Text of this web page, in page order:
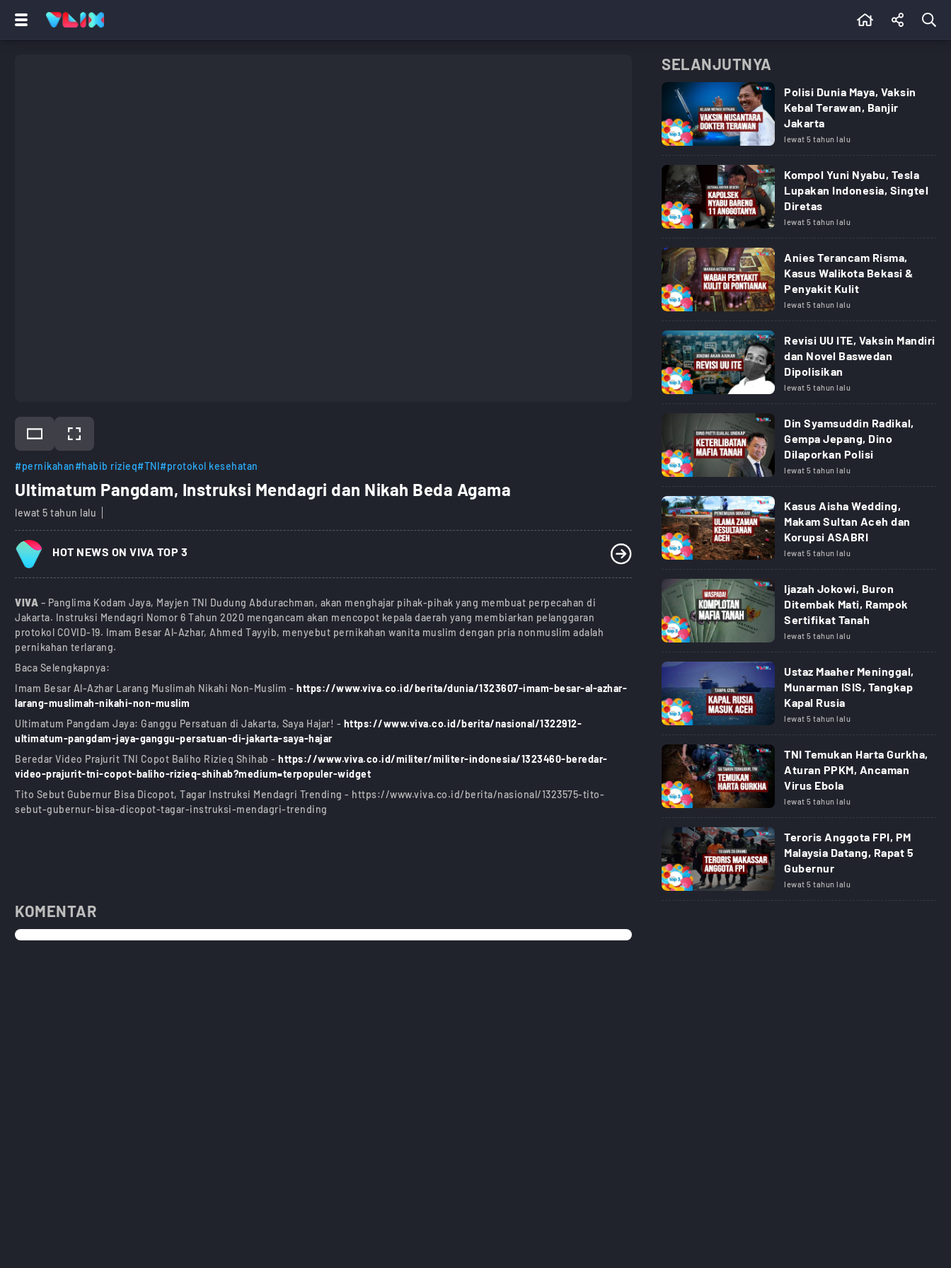
#pernikahan#habib rizieq#TNI#protokol kesehatan
Ultimatum Pangdam, Instruksi Mendagri dan Nikah Beda Agama
lewat 5 tahun lalu
HOT NEWS ON VIVA TOP 3
VIVA – Panglima Kodam Jaya, Mayjen TNI Dudung Abdurachman, akan menghajar pihak-pihak yang membuat perpecahan di
Jakarta. Instruksi Mendagri Nomor 6 Tahun 2020 mengancam akan mencopot kepala daerah yang membiarkan pelanggaran
protokol COVID-19. Imam Besar Al-Azhar, Ahmed Tayyib, menyebut pernikahan wanita muslim dengan pria nonmuslim adalah
pernikahan terlarang.
Baca Selengkapnya:
Imam Besar Al-Azhar Larang Muslimah Nikahi Non-Muslim - https://www.viva.co.id/berita/dunia/1323607-imam-besar-al-azhar-
larang-muslimah-nikahi-non-muslim
Ultimatum Pangdam Jaya: Ganggu Persatuan di Jakarta, Saya Hajar! - https://www.viva.co.id/berita/nasional/1322912-
ultimatum-pangdam-jaya-ganggu-persatuan-di-jakarta-saya-hajar
Beredar Video Prajurit TNI Copot Baliho Rizieq Shihab - https://www.viva.co.id/militer/militer-indonesia/1323460-beredar-
video-prajurit-tni-copot-baliho-rizieq-shihab?medium=terpopuler-widget
Tito Sebut Gubernur Bisa Dicopot, Tagar Instruksi Mendagri Trending - https://www.viva.co.id/berita/nasional/1323575-tito-
sebut-gubernur-bisa-dicopot-tagar-instruksi-mendagri-trending
KOMENTAR
SELANJUTNYA
Polisi Dunia Maya, Vaksin
Kebal Terawan, Banjir
Jakarta
lewat 5 tahun lalu
Kompol Yuni Nyabu, Tesla
Lupakan Indonesia, Singtel
Diretas
lewat 5 tahun lalu
Anies Terancam Risma,
Kasus Walikota Bekasi &
Penyakit Kulit
lewat 5 tahun lalu
Revisi UU ITE, Vaksin Mandiri
dan Novel Baswedan
Dipolisikan
lewat 5 tahun lalu
Din Syamsuddin Radikal,
Gempa Jepang, Dino
Dilaporkan Polisi
lewat 5 tahun lalu
Kasus Aisha Wedding,
Makam Sultan Aceh dan
Korupsi ASABRI
lewat 5 tahun lalu
Ijazah Jokowi, Buron
Ditembak Mati, Rampok
Sertifikat Tanah
lewat 5 tahun lalu
Ustaz Maaher Meninggal,
Munarman ISIS, Tangkap
Kapal Rusia
lewat 5 tahun lalu
TNI Temukan Harta Gurkha,
Aturan PPKM, Ancaman
Virus Ebola
lewat 5 tahun lalu
Teroris Anggota FPI, PM
Malaysia Datang, Rapat 5
Gubernur
lewat 5 tahun lalu